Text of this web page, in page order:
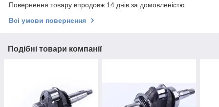
Повернення товару впродовж 14 днів за домовленістю
Всі умови повернення
Подібні товари компанії